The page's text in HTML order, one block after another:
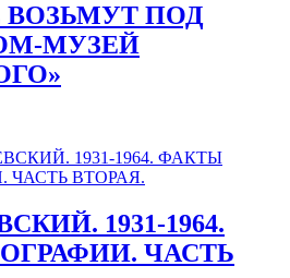
ВОЗЬМУТ ПОД
МУЗЕЙ
1931-1964.
ЧАСТЬ